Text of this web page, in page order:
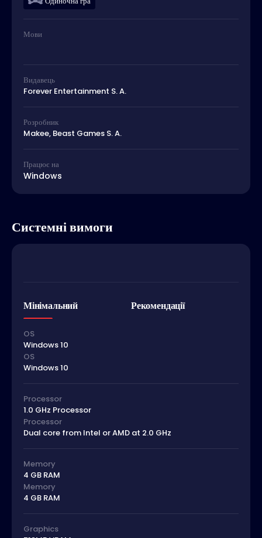
Мови
Видавець
Forever Entertainment S. A.
Розробник
Makee, Beast Games S. A.
Працює на
Windows
Системні вимоги
Мінімальний Рекомендації
OS
Windows 10
OS
Windows 10
Processor
1.0 GHz Processor
Processor
Dual core from Intel or AMD at 2.0 GHz
Memory
4 GB RAM
Memory
4 GB RAM
Graphics